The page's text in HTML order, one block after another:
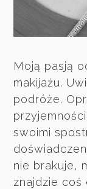
Moją pasją
makijażu.
podróże.
swoimi
nie brakuje,
znajdzie coś